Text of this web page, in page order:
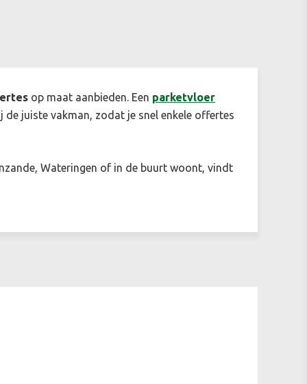
op maat aanbieden. Een parketvloer
juiste vakman, zodat je snel enkele offertes
Wateringen of in de buurt woont, vindt